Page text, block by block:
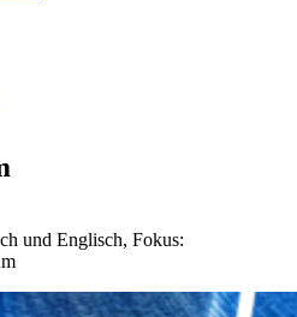
und Englisch, Fokus: